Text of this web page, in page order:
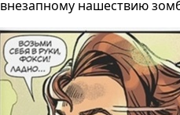
внезапному нашествию